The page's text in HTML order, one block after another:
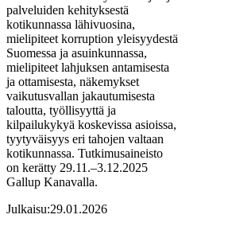
palveluiden kehityksestä
kotikunnassa lähivuosina,
mielipiteet korruption yleisyydestä
Suomessa ja asuinkunnassa,
mielipiteet lahjuksen antamisesta
ja ottamisesta, näkemykset
vaikutusvallan jakautumisesta
taloutta, työllisyyttä ja
kilpailukykyä koskevissa asioissa,
tyytyväisyys eri tahojen valtaan
kotikunnassa. Tutkimusaineisto
on kerätty 29.11.–3.12.2025
Gallup Kanavalla.
Julkaisu:29.01.2026